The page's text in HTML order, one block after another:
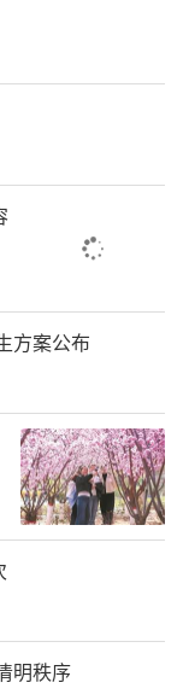
方案公布
明秩序